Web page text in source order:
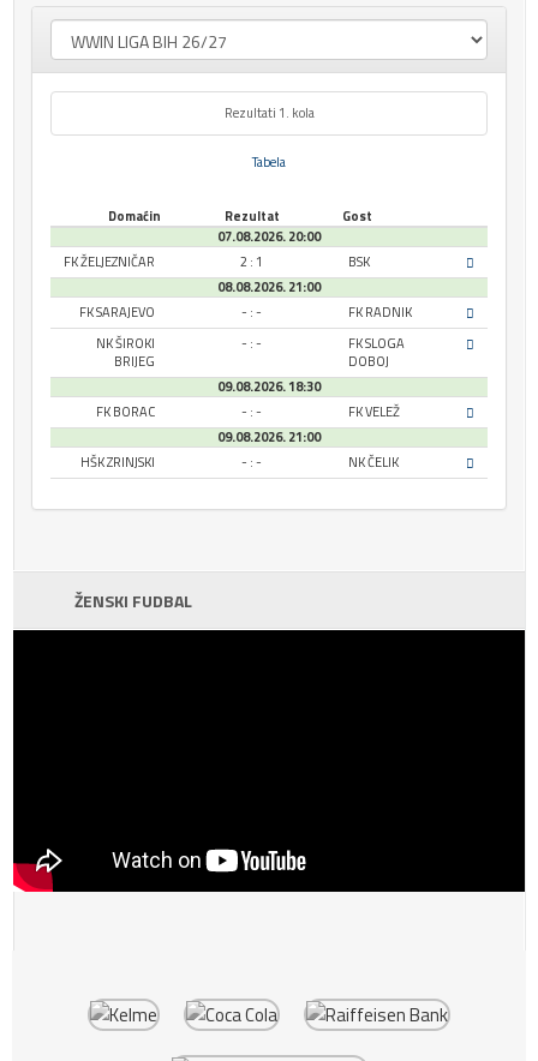
Rezultati 1. kola
Tabela
Domaćin Rezultat
Gost
07.08.2026. 20:00
FK ŽELJEZNIČAR
2 : 1
BSK
08.08.2026. 21:00
FK SARAJEVO
- : -
FK RADNIK
NK ŠIROKI
BRIJEG
- : -
FK SLOGA
DOBOJ
09.08.2026. 18:30
FK BORAC
- : -
FK VELEŽ
09.08.2026. 21:00
HŠK ZRINJSKI
- : - NK ČELIK
ŽENSKI FUDBAL